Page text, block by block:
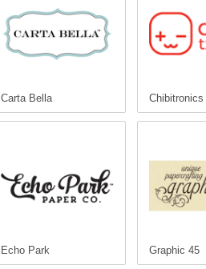
Carta Bella Chibitronics
Echo Park Graphic 45